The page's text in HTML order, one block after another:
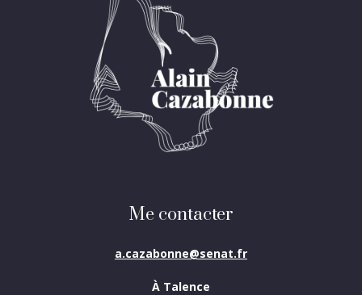
Me contacter
a.cazabonne@senat.fr
À Talence